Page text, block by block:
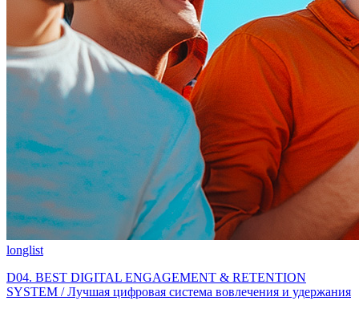
longlist
D04. BEST DIGITAL ENGAGEMENT & RETENTION
SYSTEM / Лучшая цифровая система вовлечения и удержания